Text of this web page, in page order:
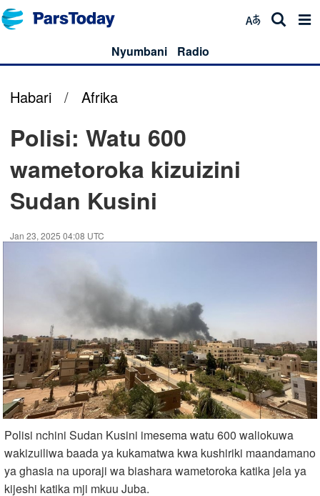
Nyumbani Radio
Habari / Afrika
Polisi: Watu 600
wametoroka kizuizini
Sudan Kusini
Jan 23, 2025 04:08 UTC
Polisi nchini Sudan Kusini imesema watu 600 waliokuwa
wakizuiliwa baada ya kukamatwa kwa kushiriki maandamano
ya ghasia na uporaji wa biashara wametoroka katika jela ya
kijeshi katika mji mkuu Juba.